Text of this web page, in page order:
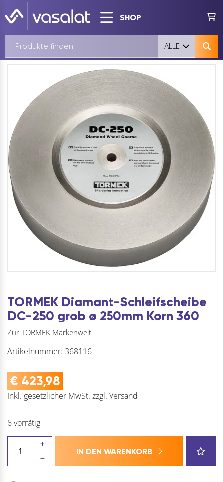
SHOP
ALLE
TORMEK Diamant-Schleifscheibe
DC-250 grob ø 250mm Korn 360
Zur TORMEK Markenwelt
Artikelnummer: 368116
€ 423,98
Inkl. gesetzlicher MwSt. zzgl. Versand
6 vorrätig
Diamant-
Schleifscheibe
IN DEN WARENKORB